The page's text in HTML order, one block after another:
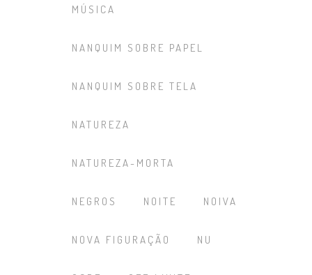
MÚSICA
NANQUIM SOBRE PAPEL
NANQUIM SOBRE TELA
NATUREZA
NATUREZA-MORTA
NEGROS NOITE NOIVA
NOVA FIGURAÇÃO NU